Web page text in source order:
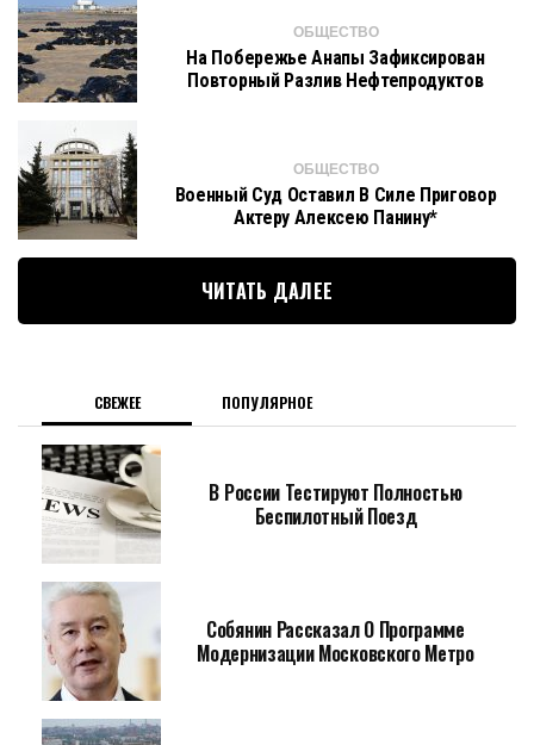
ОБЩЕСТВО
На Побережье Анапы Зафиксирован
Повторный Разлив Нефтепродуктов
ОБЩЕСТВО
Военный Суд Оставил В Силе Приговор
Актеру Алексею Панину*
ЧИТАТЬ ДАЛЕЕ
СВЕЖЕЕ ПОПУЛЯРНОЕ
В России Тестируют Полностью
Беспилотный Поезд
Собянин Рассказал О Программе
Модернизации Московского Метро